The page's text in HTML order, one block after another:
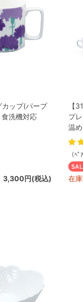
カップ(パープ
洗機対応
3,300円(税込)
【
プ
温
（ﾍﾟ
在